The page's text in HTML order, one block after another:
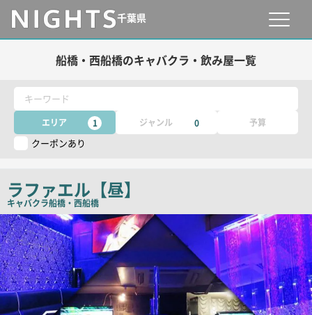
千葉県
船橋・西船橋のキャバクラ・飲み屋一覧
キーワード
エリア 1 ジャンル 0 予算
クーポンあり
ラファエル【昼】
キャバクラ船橋・西船橋
店
舗
PR
画
像